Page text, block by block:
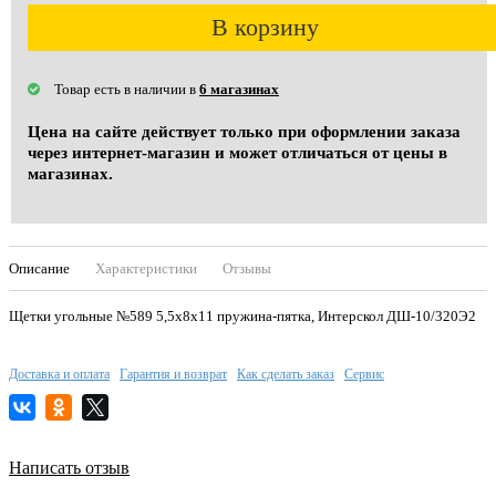
В корзину
Товар есть в наличии в 6 магазинах
Цена на сайте действует только при оформлении заказа
через интернет-магазин и может отличаться от цены в
магазинах.
Описание Характеристики Отзывы
Щетки угольные №589 5,5х8х11 пружина-пятка, Интерскол ДШ-10/320Э2
Доставка и оплата Гарантия и возврат Как сделать заказ Сервис
Написать отзыв